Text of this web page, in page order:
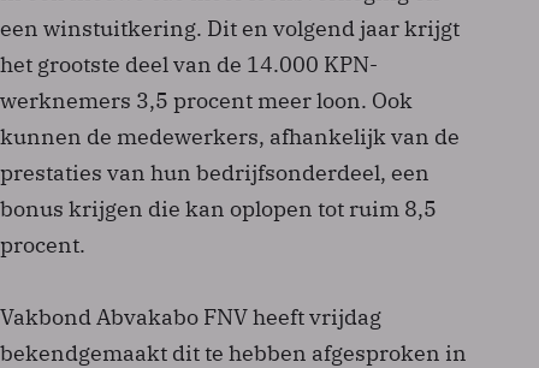
een winstuitkering. Dit en volgend jaar krijgt
het grootste deel van de 14.000 KPN-
werknemers 3,5 procent meer loon. Ook
kunnen de medewerkers, afhankelijk van de
prestaties van hun bedrijfsonderdeel, een
bonus krijgen die kan oplopen tot ruim 8,5
procent.
Vakbond Abvakabo FNV heeft vrijdag
bekendgemaakt dit te hebben afgesproken in